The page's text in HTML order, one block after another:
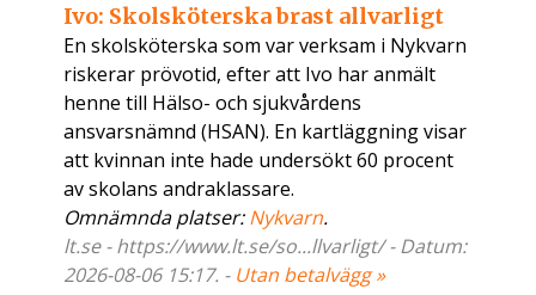
Ivo: Skolsköterska brast allvarligt
En skolsköterska som var verksam i Nykvarn
riskerar prövotid, efter att Ivo har anmält
henne till Hälso- och sjukvårdens
ansvarsnämnd (HSAN). En kartläggning visar
att kvinnan inte hade undersökt 60 procent
av skolans andraklassare.
Omnämnda platser:Nykvarn.
lt.se - https://www.lt.se/so...llvarligt/ - Datum:
2026-08-06 15:17. - Utan betalvägg »